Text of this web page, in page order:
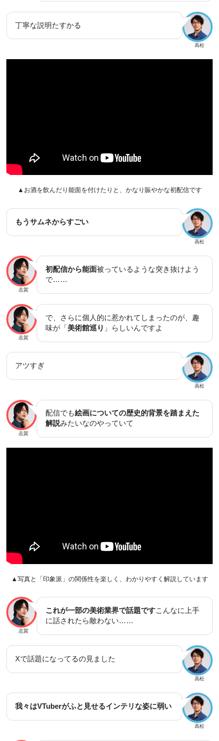
高松
丁寧な説明たすかる
▲お酒を飲んだり能面を付けたりと、かなり賑やかな初配信です
高松
もうサムネからすごい
志賀
初配信から能面被っているような突き抜けよう
で……
志賀
で、さらに個人的に惹かれてしまったのが、趣
味が「美術館巡り 」らしいんですよ
高松
アツすぎ
志賀
配信でも絵画についての歴史的背景を踏まえた
解説みたいなのやっていて
▲写真と「印象派」の関係性を楽しく、わかりやすく解説しています
志賀
これが一部の美術業界で話題ですこんなに上手
に話されたら敵わない……
高松
Xで話題になってるの見ました
高松
我々はVTuberがふと見せるインテリな姿に弱い